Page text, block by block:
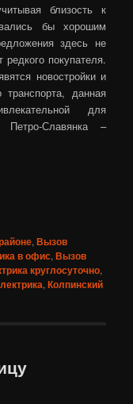
близость к
бы хорошим
здесь не
покупателя.
новостройки и
транспорта, данная
для
Славянка –
,Вызов
в офис,Вызов
круглосуточно,
,Колпинский